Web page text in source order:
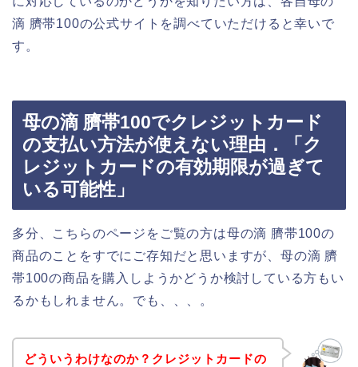
滴 臍帯100の公式サイトを調べていただけると幸いで
す。
母の滴 臍帯100でクレジットカード
の支払い方法が使えない理由．「ク
レジットカードの有効期限が過ぎて
いる可能性」
多分、こちらのページをご覧の方は母の滴 臍帯100の
商品のことをすでにご存知だと思いますが、母の滴 臍
帯100の商品を購入しようかどうか検討している方もい
るかもしれません。でも、、、。
どういうわけなのか？クレジットカードの